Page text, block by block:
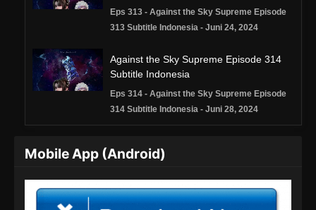
Eps 313 - Against the Sky Supreme Episode
313 Subtitle Indonesia - Juni 24, 2024
Against the Sky Supreme Episode 314
Subtitle Indonesia
Eps 314 - Against the Sky Supreme Episode
314 Subtitle Indonesia - Juni 28, 2024
Subtitle Indonesia
315 Subtitle Indonesia - Juli 1, 2024
Mobile App (Android)